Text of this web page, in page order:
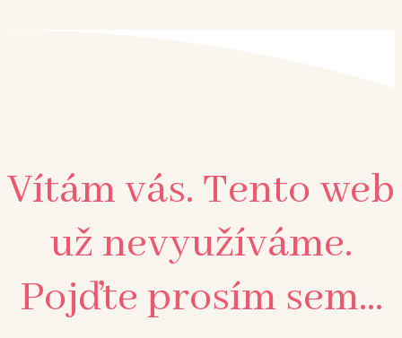
Vítám vás. Tento web
už nevyužíváme.
Pojďte prosím sem...